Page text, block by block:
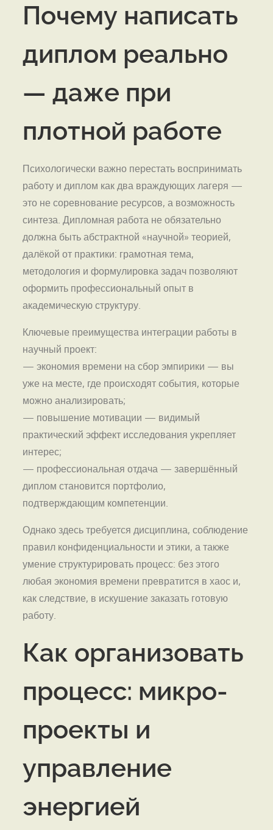
Почему написать
диплом реально
— даже при
плотной работе
Психологически важно перестать воспринимать
работу и диплом как два враждующих лагеря —
это не соревнование ресурсов, а возможность
синтеза. Дипломная работа не обязательно
должна быть абстрактной «научной» теорией,
далёкой от практики: грамотная тема,
методология и формулировка задач позволяют
оформить профессиональный опыт в
академическую структуру.
Ключевые преимущества интеграции работы в
научный проект:
— экономия времени на сбор эмпирики — вы
уже на месте, где происходят события, которые
можно анализировать;
— повышение мотивации — видимый
практический эффект исследования укрепляет
интерес;
— профессиональная отдача — завершённый
диплом становится портфолио,
подтверждающим компетенции.
Однако здесь требуется дисциплина, соблюдение
правил конфиденциальности и этики, а также
умение структурировать процесс: без этого
любая экономия времени превратится в хаос и,
как следствие, в искушение заказать готовую
работу.
Как организовать
процесс: микро-
проекты и
управление
энергией